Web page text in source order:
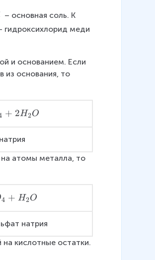
– основная соль. К
гидроксихлорид меди
и основанием. Если
из основания, то
+ 2H2O
на атомы металла, то
4 + H2O
натрия
кислотные остатки.